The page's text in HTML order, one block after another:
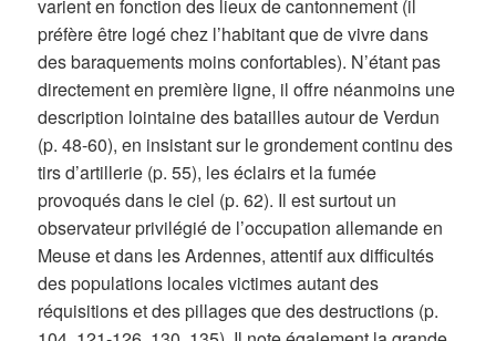
varient en fonction des lieux de cantonnement (il
préfère être logé chez l’habitant que de vivre dans
des baraquements moins confortables). N’étant pas
directement en première ligne, il offre néanmoins une
description lointaine des batailles autour de Verdun
(p. 48-60), en insistant sur le grondement continu des
tirs d’artillerie (p. 55), les éclairs et la fumée
provoqués dans le ciel (p. 62). Il est surtout un
observateur privilégié de l’occupation allemande en
Meuse et dans les Ardennes, attentif aux difficultés
des populations locales victimes autant des
réquisitions et des pillages que des destructions (p.